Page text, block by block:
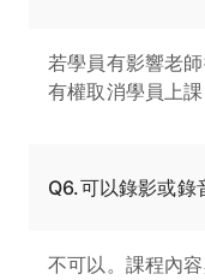
若學員有影響老
有權取消學員上課
Q6.可以錄影或錄
不可以。課程內